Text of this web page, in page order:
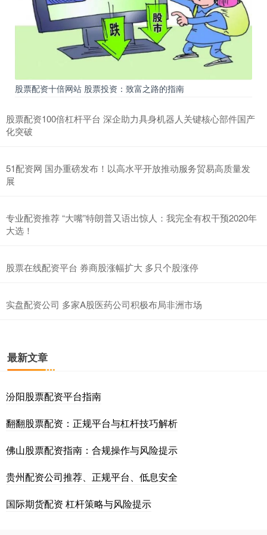
股票配资十倍网站 股票投资：致富之路的指南
股票配资100倍杠杆平台 深企助力具身机器人关键核心部件国产
化突破
51配资网 国办重磅发布！以高水平开放推动服务贸易高质量发
展
专业配资推荐 “大嘴”特朗普又语出惊人：我完全有权干预2020年
大选！
股票在线配资平台 券商股涨幅扩大 多只个股涨停
实盘配资公司 多家A股医药公司积极布局非洲市场
最新文章
汾阳股票配资平台指南
翻翻股票配资：正规平台与杠杆技巧解析
佛山股票配资指南：合规操作与风险提示
贵州配资公司推荐、正规平台、低息安全
国际期货配资 杠杆策略与风险提示